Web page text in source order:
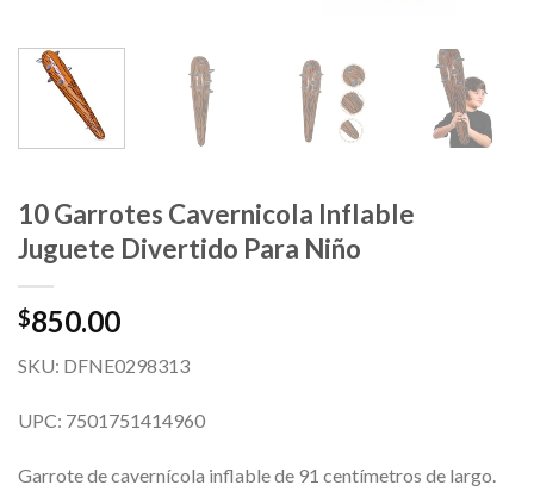
10 Garrotes Cavernicola Inflable
Juguete Divertido Para Niño
$850.00
SKU: DFNE0298313
UPC: 7501751414960
Garrote de cavernícola inflable de 91 centímetros de largo.